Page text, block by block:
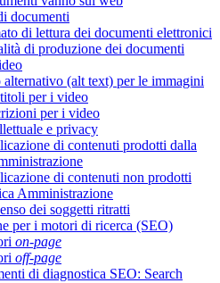
documenti
di lettura dei documenti elettronici
di produzione dei documenti
alternativo (alt text) per le immagini
per i video
per i video
e privacy
di contenuti prodotti dalla
di contenuti non prodotti
Amministrazione
dei soggetti ritratti
per i motori di ricerca (SEO)
on-page
off-page
di diagnostica SEO: Search